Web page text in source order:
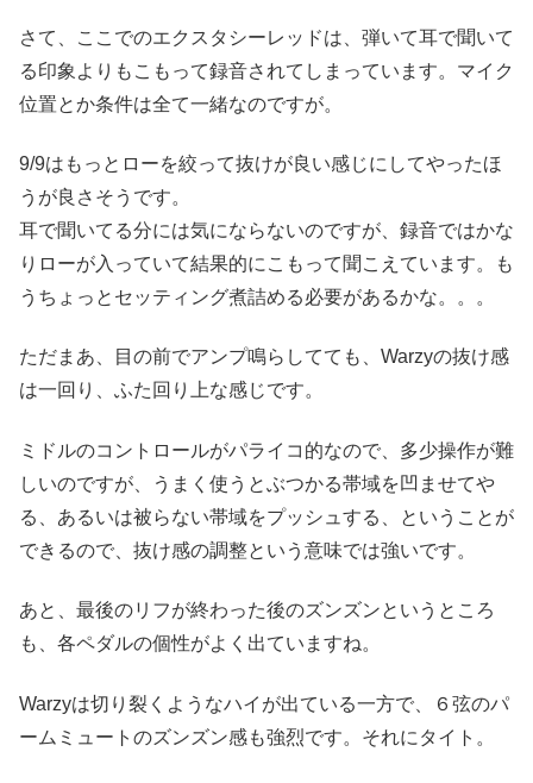
さて、ここでのエクスタシーレッドは、弾いて耳で聞いて
る印象よりもこもって録音されてしまっています。マイク
位置とか条件は全て一緒なのですが。
9/9はもっとローを絞って抜けが良い感じにしてやったほ
うが良さそうです。
耳で聞いてる分には気にならないのですが、録音ではかな
りローが入っていて結果的にこもって聞こえています。も
うちょっとセッティング煮詰める必要があるかな。。。
ただまあ、目の前でアンプ鳴らしてても、Warzyの抜け感
は一回り、ふた回り上な感じです。
ミドルのコントロールがパライコ的なので、多少操作が難
しいのですが、うまく使うとぶつかる帯域を凹ませてや
る、あるいは被らない帯域をプッシュする、ということが
できるので、抜け感の調整という意味では強いです。
あと、最後のリフが終わった後のズンズンというところ
も、各ペダルの個性がよく出ていますね。
Warzyは切り裂くようなハイが出ている一方で、６弦のパ
ームミュートのズンズン感も強烈です。それにタイト。